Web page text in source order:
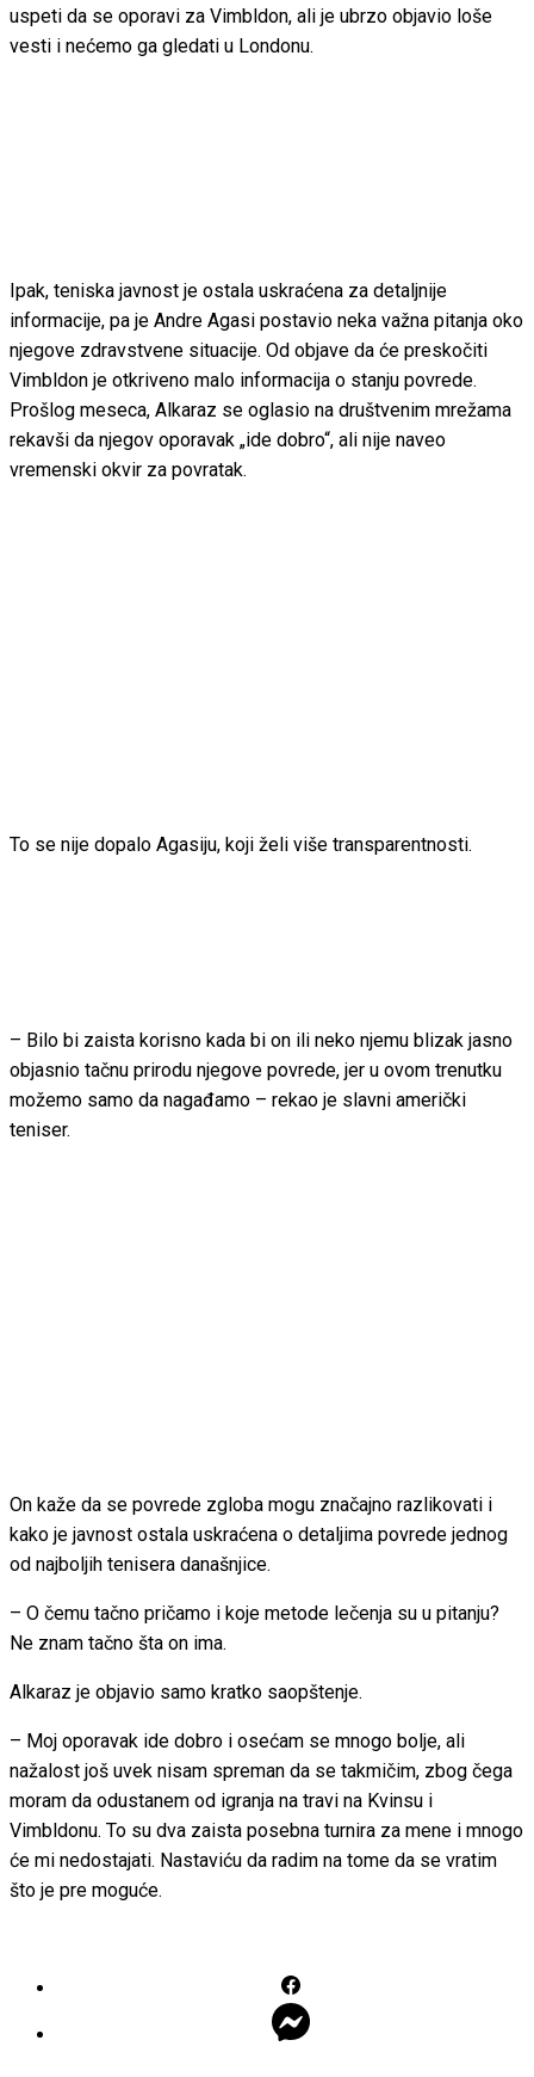
uspeti da se oporavi za Vimbldon, ali je ubrzo objavio loše
vesti i nećemo ga gledati u Londonu.
Ipak, teniska javnost je ostala uskraćena za detaljnije
informacije, pa je Andre Agasi postavio neka važna pitanja oko
njegove zdravstvene situacije. Od objave da će preskočiti
Vimbldon je otkriveno malo informacija o stanju povrede.
Prošlog meseca, Alkaraz se oglasio na društvenim mrežama
rekavši da njegov oporavak „ide dobro“, ali nije naveo
vremenski okvir za povratak.
To se nije dopalo Agasiju, koji želi više transparentnosti.
– Bilo bi zaista korisno kada bi on ili neko njemu blizak jasno
objasnio tačnu prirodu njegove povrede, jer u ovom trenutku
možemo samo da nagađamo – rekao je slavni američki
teniser.
On kaže da se povrede zgloba mogu značajno razlikovati i
kako je javnost ostala uskraćena o detaljima povrede jednog
od najboljih tenisera današnjice.
– O čemu tačno pričamo i koje metode lečenja su u pitanju?
Ne znam tačno šta on ima.
Alkaraz je objavio samo kratko saopštenje.
– Moj oporavak ide dobro i osećam se mnogo bolje, ali
nažalost još uvek nisam spreman da se takmičim, zbog čega
moram da odustanem od igranja na travi na Kvinsu i
Vimbldonu. To su dva zaista posebna turnira za mene i mnogo
će mi nedostajati. Nastaviću da radim na tome da se vratim
što je pre moguće.